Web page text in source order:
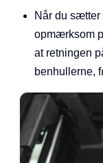
Når du
opmærksom
at retningen
benhullerne,